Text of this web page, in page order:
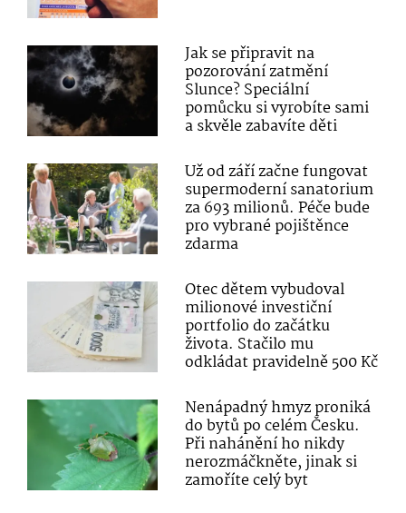
Jak se připravit na
pozorování zatmění
Slunce? Speciální
pomůcku si vyrobíte sami
a skvěle zabavíte děti
Už od září začne fungovat
supermoderní sanatorium
za 693 milionů. Péče bude
pro vybrané pojištěnce
zdarma
Otec dětem vybudoval
milionové investiční
portfolio do začátku
života. Stačilo mu
odkládat pravidelně 500 Kč
Nenápadný hmyz proniká
do bytů po celém Česku.
Při nahánění ho nikdy
nerozmáčkněte, jinak si
zamoříte celý byt